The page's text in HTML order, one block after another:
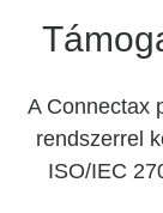
A Connectax
rendszerrel
ISO/IEC